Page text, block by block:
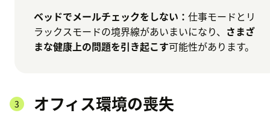
ベッドでメールチェックをしない： 仕事モードとリ
ラックスモードの境界線があいまいになり、 さまざ
まな健康上の問題を引き起こす可能性があります。
オフィス環境の喪失